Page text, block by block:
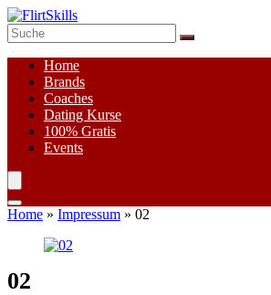
Home
Brands
Coaches
Dating Kurse
100% Gratis
Events
Home » Impressum » 02
02